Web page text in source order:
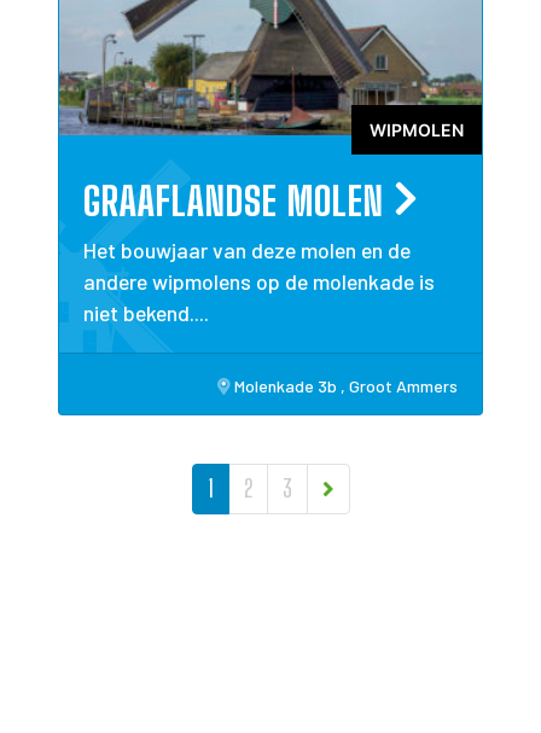
WIPMOLEN
GRAAFLANDSE MOLEN
Het bouwjaar van deze molen en de
andere wipmolens op de molenkade is
niet bekend....
Molenkade 3b , Groot Ammers
BERICHTEN NAVIGATIE
1 2 3